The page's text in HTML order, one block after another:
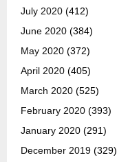
July 2020 (412)
June 2020 (384)
May 2020 (372)
April 2020 (405)
March 2020 (525)
February 2020 (393)
January 2020 (291)
December 2019 (329)